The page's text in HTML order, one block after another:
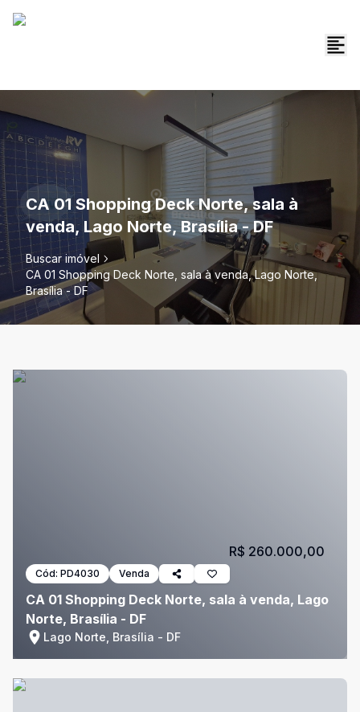
CA 01 Shopping Deck Norte, sala à
venda, Lago Norte, Brasília - DF
Buscar imóvel
CA 01 Shopping Deck Norte, sala à venda, Lago Norte,
Brasília - DF
Cód: PD4030 Venda
CA 01 Shopping Deck Norte, sala à venda, Lago
Norte, Brasília - DF
Lago Norte, Brasília - DF
R$ 260.000,00